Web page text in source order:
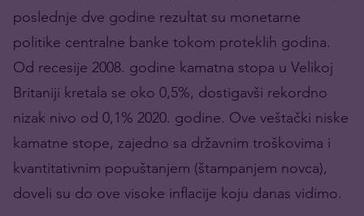
poslednje dve godine rezultat su monetarne
politike centralne banke tokom proteklih godina.
Od recesije 2008. godine kamatna stopa u Velikoj
Britaniji kretala se oko 0,5%, dostigavši rekordno
nizak nivo od 0,1% 2020. godine. Ove veštački niske
kamatne stope, zajedno sa državnim troškovima i
kvantitativnim popuštanjem (štampanjem novca),
doveli su do ove visoke inflacije koju danas vidimo.